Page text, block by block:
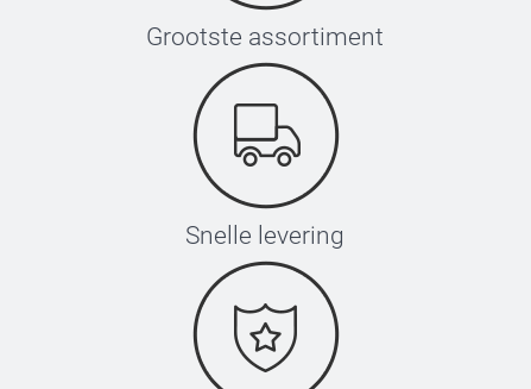
Grootste assortiment
Snelle levering